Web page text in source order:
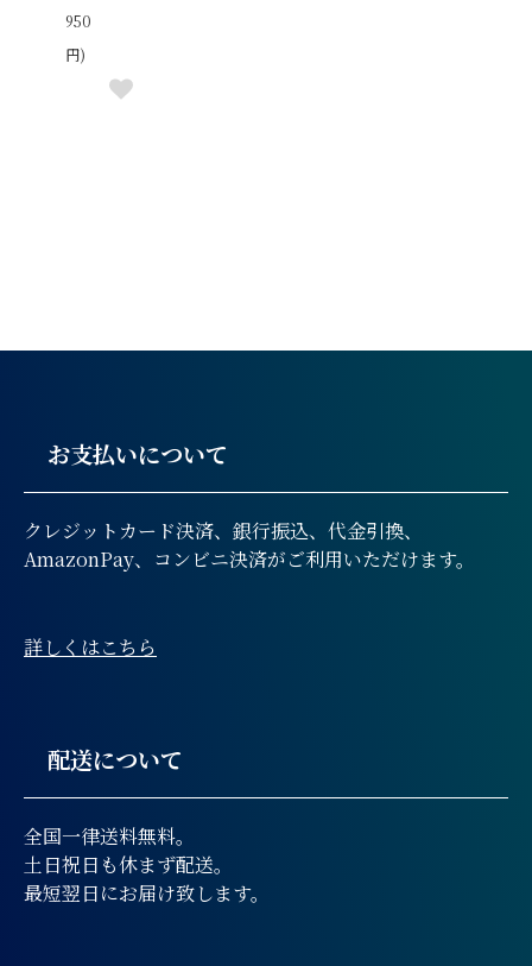
950
円)
お支払いについて
クレジットカード決済、銀行振込、代金引換、
AmazonPay、コンビニ決済がご利用いただけます。
詳しくはこちら
配送について
全国一律送料無料。
土日祝日も休まず配送。
最短翌日にお届け致します。